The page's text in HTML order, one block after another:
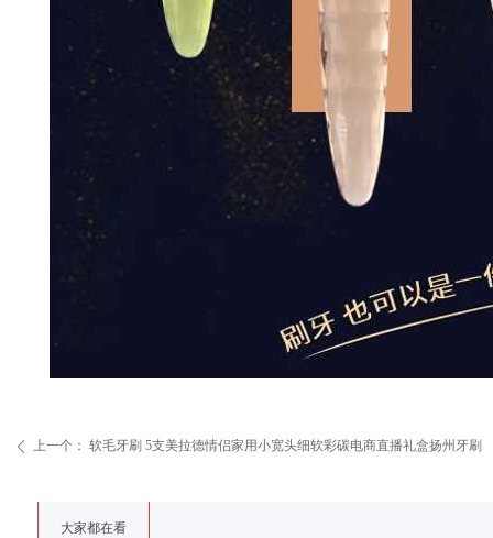
大家都在看
ꄴ 上一个： 软毛牙刷 5支美拉德情侣家用小宽头细软彩碳电商直播礼盒扬州牙刷